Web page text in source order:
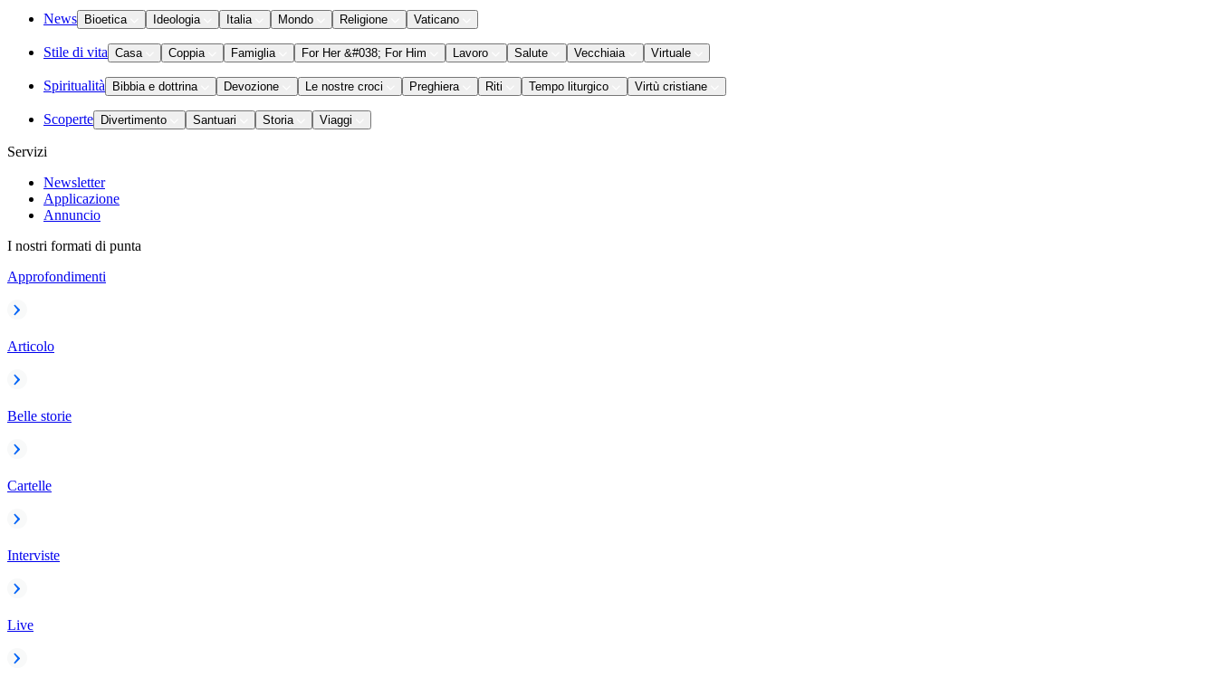
News Bioetica Ideologia Italia Mondo Religione Vaticano
Stile di vita Casa Coppia Famiglia For Her &#038; For Him Lavoro Salute Vecchiaia Virtuale
Spiritualità Bibbia e dottrina Devozione Le nostre croci Preghiera Riti Tempo liturgico Virtù cristiane
Scoperte Divertimento Santuari Storia Viaggi
Servizi
Newsletter
Applicazione
Annuncio
I nostri formati di punta
Approfondimenti
Articolo
Belle storie
Cartelle
Interviste
Live